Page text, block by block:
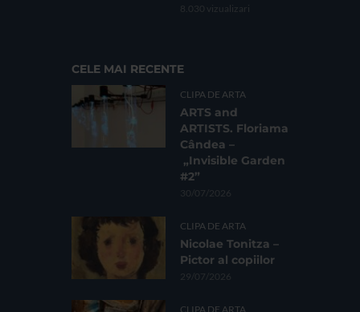
8.030 vizualizari
CELE MAI RECENTE
CLIPA DE ARTA
ARTS and
ARTISTS. Floriama
Cândea –
„Invisible Garden
#2”
30/07/2026
CLIPA DE ARTA
Nicolae Tonitza –
Pictor al copiilor
29/07/2026
CLIPA DE ARTA